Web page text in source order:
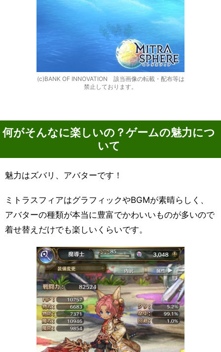
(c)BANK OF INNOVATION 該当画像の転載・配布等は
禁止しております。
何がそんなに楽しいの？ゲームの魅力につ
いて
魅力はズバリ、アバターです！
ミトラスフィアはグラフィックやBGMが素晴らしく、
アバターの種類が本当に豊富でかわいいものが多いので
着せ替えだけでも楽しいくらいです。